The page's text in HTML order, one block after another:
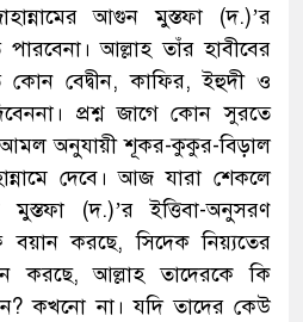
আগুন মুস্তফা (দ.)’র
আল্লাহ তাঁর হাবীবের
কোন বেদ্বীন, কাফির, ইহুদী ও
প্রশ্ন জাগে কোন সুরতে
আমল অনুযায়ী শূকর-কুকুর-বিড়াল
দেবে। আজ যারা শেকলে
মুস্তফা (দ.)’র ইত্তিবা-অনুসরণ
বয়ান করছে, সিদ্কে নিয়্যতের
করছে, আল্লাহ তাদেরকে কি
কখনো না। যদি তাদের কেউ